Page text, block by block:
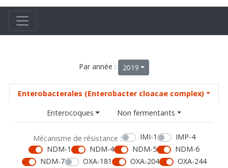
Par année : 2019
Enterobacterales (Enterobacter cloacae complex)
Enterocoques
Non fermentants
Mécanisme de résistance : IMI-1
IMP-4
NDM-1
NDM-4 NDM-5
NDM-6
NDM-7
OXA-181 OXA-204
OXA-244